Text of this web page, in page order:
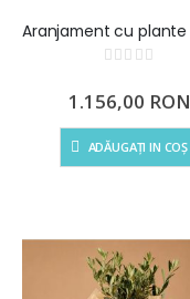
Rating:
1.156,00 RON
ADĂUGAȚI IN COȘ